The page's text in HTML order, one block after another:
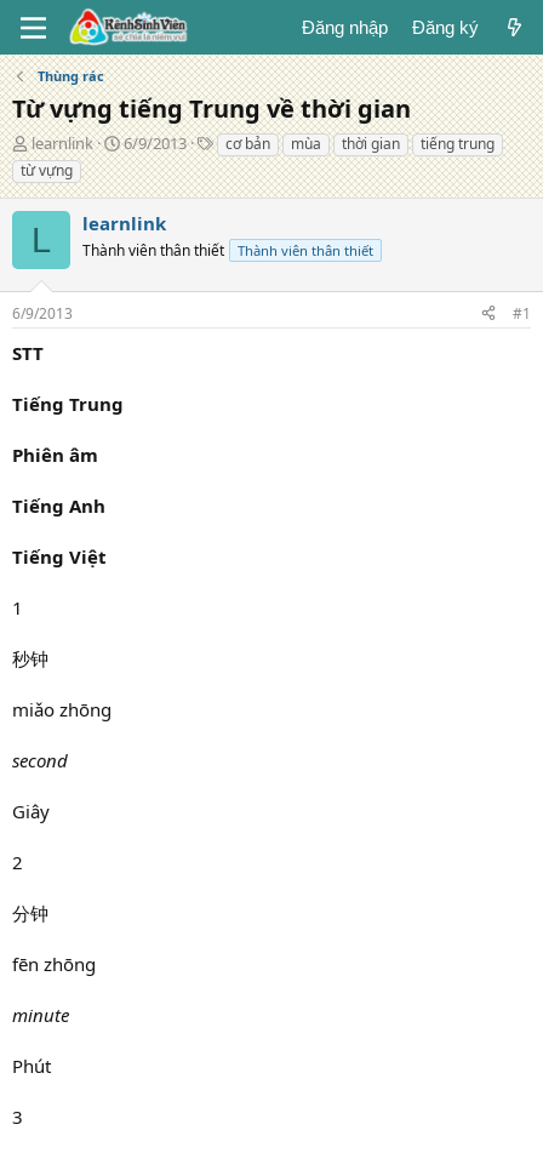
Đăng nhập Đăng ký
Thùng rác
Từ vựng tiếng Trung về thời gian
T
á
c
g
ả
learnlink
N
g
à
đ
ă
g
6/9/2013
T
ừ
k
a
cơ bản mùa thời gian
tiếng trung
từ vựng
L learnlink
Thành viên thân thiết Thành viên thân thiết
6/9/2013 #1
STT
Tiếng Trung
Phiên âm
Tiếng Anh
Tiếng Việt
1
秒钟
miǎo zhōng
second
Giây
2
分钟
fēn zhōng
minute
Phút
3